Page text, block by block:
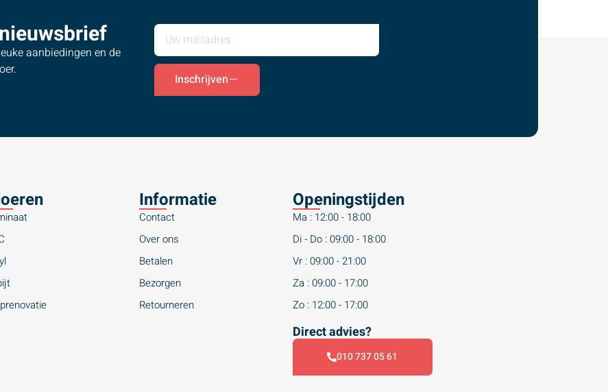
aanbiedingen en de
Inschrijven
Informatie
Contact
Over ons
Betalen
Bezorgen
Retourneren
Openingstijden
Ma : 12:00 - 18:00
Di - Do : 09:00 - 18:00
Vr : 09:00 - 21:00
Za : 09:00 - 17:00
Zo : 12:00 - 17:00
Direct advies?
010 737 05 61